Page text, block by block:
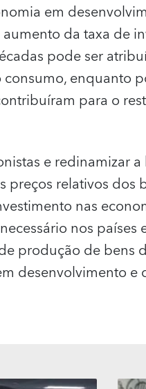
em
da taxa de
pode ser
enquanto
para o
e redinamizar
relativos dos
nas
nos países
produção de bens
desenvolvimento e